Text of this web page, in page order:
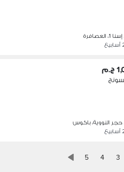
العصافرة
النووية، باكوس
3
4
5